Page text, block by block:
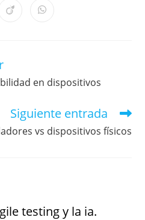
en dispositivos
Siguiente entrada
vs dispositivos físicos
testing y la ia.